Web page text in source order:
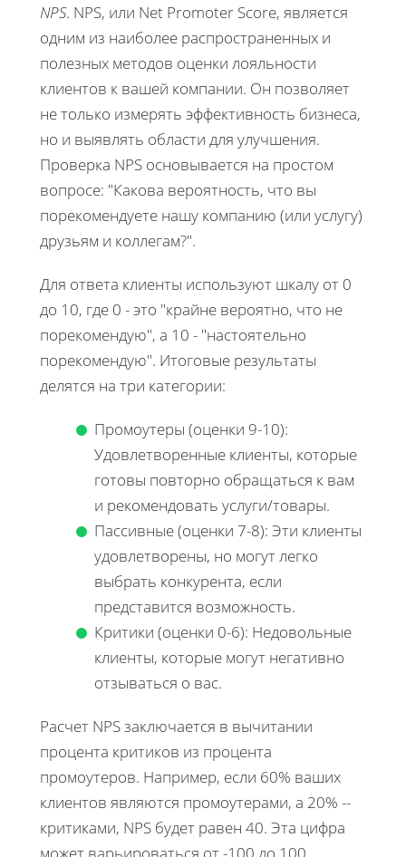
NPS. NPS, или Net Promoter Score, является
одним из наиболее распространенных и
полезных методов оценки лояльности
клиентов к вашей компании. Он позволяет
не только измерять эффективность бизнеса,
но и выявлять области для улучшения.
Проверка NPS основывается на простом
вопросе: "Какова вероятность, что вы
порекомендуете нашу компанию (или услугу)
друзьям и коллегам?".
Для ответа клиенты используют шкалу от 0
до 10, где 0 - это "крайне вероятно, что не
порекомендую", а 10 - "настоятельно
порекомендую". Итоговые результаты
делятся на три категории:
Промоутеры (оценки 9-10):
Удовлетворенные клиенты, которые
готовы повторно обращаться к вам
и рекомендовать услуги/товары.
Пассивные (оценки 7-8): Эти клиенты
удовлетворены, но могут легко
выбрать конкурента, если
представится возможность.
Критики (оценки 0-6): Недовольные
клиенты, которые могут негативно
отзываться о вас.
Расчет NPS заключается в вычитании
процента критиков из процента
промоутеров. Например, если 60% ваших
клиентов являются промоутерами, а 20% --
критиками, NPS будет равен 40. Эта цифра
может варьироваться от -100 до 100,